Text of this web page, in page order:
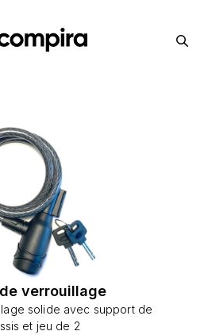
verrouillage
solide avec support de
et jeu de 2